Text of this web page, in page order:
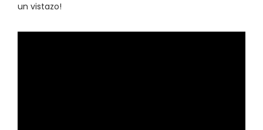
un vistazo!